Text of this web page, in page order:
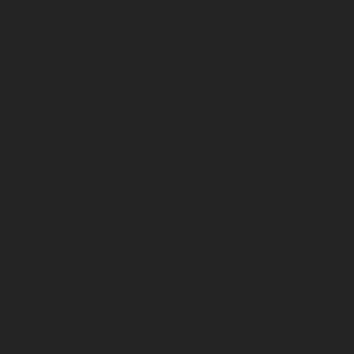
стиль, от классического до
которая превращает
наслаждаться видом на сад
даже массивных створок.
свойствами. Это